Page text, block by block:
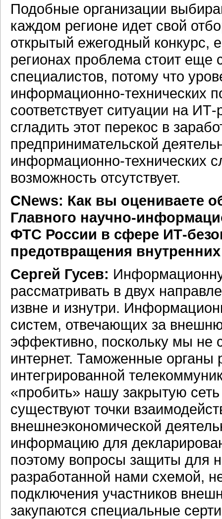
Подобные организации
каждом регионе идет свой
открытый ежегодный конкурс,
регионах проблема стоит еще
специалистов, потому что
информационно-технических
соответствует ситуации на ИТ-
сгладить этот перекос в
предпринимательской
информационно-технических
возможность отсутствует.
CNews: Как вы оцениваете
Главного научно-
ФТС России в сфере ИТ-
предотвращения
Сергей Гусев:
рассматривать в двух
извне и изнутри.
систем, отвечающих за
эффективно, поскольку мы не
интернет. Таможенные органы
интегрированной
«пробить» нашу закрытую
существуют точки
внешнеэкономической
информацию для
поэтому вопросы защиты для
разработанной нами схемой,
подключения участников
закупаются специальные